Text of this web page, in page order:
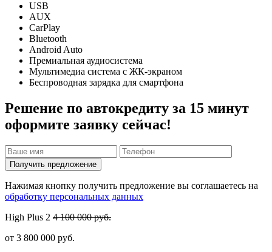
USB
AUX
CarPlay
Bluetooth
Android Auto
Премиальная аудиосистема
Мультимедиа система с ЖК-экраном
Беспроводная зарядка для смартфона
Решение по автокредиту за 15 минут
оформите заявку сейчас!
Получить предложение
Нажимая кнопку получить предложение вы соглашаетесь на
обработку персональных данных
High Plus 2 4 100 000 руб.
от 3 800 000 руб.